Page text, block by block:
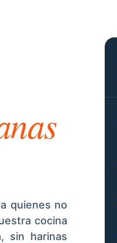
quienes no
cocina
sin harinas